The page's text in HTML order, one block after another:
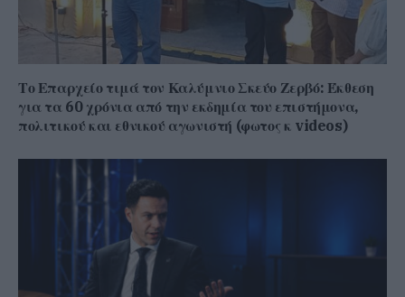
Το Επαρχείο τιμά τον Καλύμνιο Σκεύο Ζερβό: Έκθεση
για τα 60 χρόνια από την εκδημία του επιστήμονα,
πολιτικού και εθνικού αγωνιστή (φωτος κ videos)